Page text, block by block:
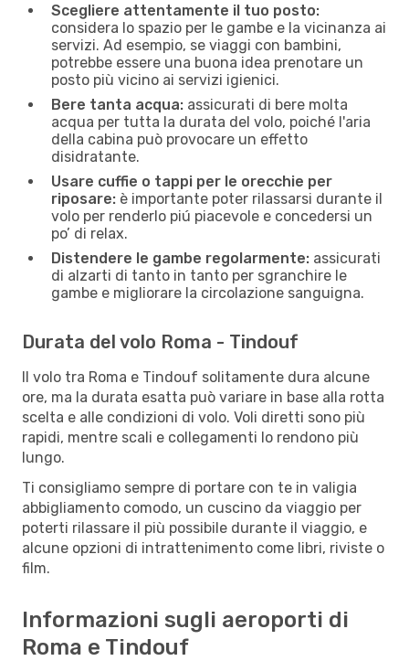
Scegliere attentamente il tuo posto:
considera lo spazio per le gambe e la vicinanza ai
servizi. Ad esempio, se viaggi con bambini,
potrebbe essere una buona idea prenotare un
posto più vicino ai servizi igienici.
Bere tanta acqua: assicurati di bere molta
acqua per tutta la durata del volo, poiché l'aria
della cabina può provocare un effetto
disidratante.
Usare cuffie o tappi per le orecchie per
riposare: è importante poter rilassarsi durante il
volo per renderlo piú piacevole e concedersi un
po’ di relax.
Distendere le gambe regolarmente: assicurati
di alzarti di tanto in tanto per sgranchire le
gambe e migliorare la circolazione sanguigna.
Durata del volo Roma - Tindouf
Il volo tra Roma e Tindouf solitamente dura alcune
ore, ma la durata esatta può variare in base alla rotta
scelta e alle condizioni di volo. Voli diretti sono più
rapidi, mentre scali e collegamenti lo rendono più
lungo.
Ti consigliamo sempre di portare con te in valigia
abbigliamento comodo, un cuscino da viaggio per
poterti rilassare il più possibile durante il viaggio, e
alcune opzioni di intrattenimento come libri, riviste o
film.
Informazioni sugli aeroporti di
Roma e Tindouf